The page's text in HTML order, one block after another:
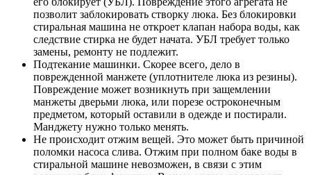
позволит заблокировать створку люка. Без блокировки
стиральная машина не откроет клапан набора воды, как
следствие стирка не будет начата. УБЛ требует только
замены, ремонту не подлежит.
Подтекание машинки. Скорее всего, дело в
поврежденной манжете (уплотнителе люка из резины).
Повреждение может возникнуть при защемлении
манжеты дверьми люка, или порезе остроконечным
предметом, который оставили в одежде и постирали.
Манджету нужно только менять.
Не происходит отжим вещей. Это может быть причиной
поломки насоса слива. Отжим при полном баке воды в
стиральной машине невозможен, в связи с этим